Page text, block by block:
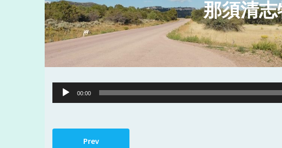
那須清
Audio
Player
00:00
Prev